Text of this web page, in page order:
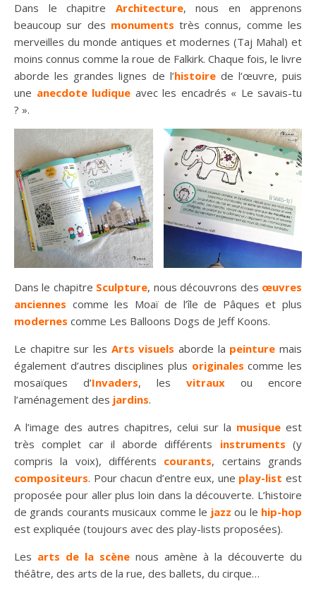
Dans le chapitre Architecture, nous en apprenons
beaucoup sur des monuments très connus, comme les
merveilles du monde antiques et modernes (Taj Mahal) et
moins connus comme la roue de Falkirk. Chaque fois, le livre
aborde les grandes lignes de l’histoire de l’œuvre, puis
une anecdote ludique avec les encadrés « Le savais-tu
? ».
Dans le chapitre Sculpture, nous découvrons des œuvres
anciennes comme les Moaï de l’île de Pâques et plus
modernes comme Les Balloons Dogs de Jeff Koons.
Le chapitre sur les Arts visuels aborde la peinture mais
également d’autres disciplines plus originales comme les
mosaïques d’Invaders, les vitraux ou encore
l’aménagement des jardins.
A l’image des autres chapitres, celui sur la musique est
très complet car il aborde différents instruments (y
compris la voix), différents courants, certains grands
compositeurs. Pour chacun d’entre eux, une play-list est
proposée pour aller plus loin dans la découverte. L’histoire
de grands courants musicaux comme le jazz ou le hip-hop
est expliquée (toujours avec des play-lists proposées).
Les arts de la scène nous amène à la découverte du
théâtre, des arts de la rue, des ballets, du cirque…